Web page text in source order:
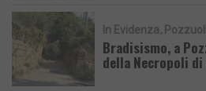
In Evidenza Pozzuoli
Bradisismo, a
della Necropoli di